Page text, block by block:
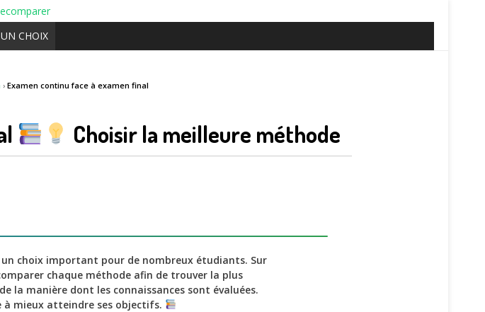
CHOIX
› Examen continu face à examen final
Choisir la meilleure méthode
choix important pour de nombreux étudiants. Sur
chaque méthode afin de trouver la plus
la manière dont les connaissances sont évaluées.
à mieux atteindre ses objectifs.